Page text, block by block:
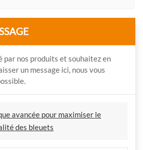
par nos produits et souhaitez en
un message ici, nous vous
avancée pour maximiser le
des bleuets